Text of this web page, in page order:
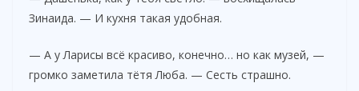
Зинаида. — И кухня такая удобная.
— А у Ларисы всё красиво, конечно… но как музей, —
громко заметила тётя Люба. — Сесть страшно.